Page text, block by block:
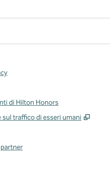
di Hilton Honors
traffico di esseri umani
,